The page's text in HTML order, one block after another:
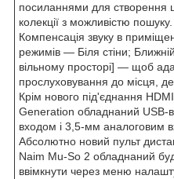
посиланнями для створення
колекції з можливістю пошуку.
Компенсація звуку в
режимів — Біля стіни;
вільному просторі] — щоб
прослуховування до місця,
Крім нового під'єднання
Generation обладнаний
входом і 3,5-мм аналоговим
Абсолютно новий пульт
Naim Mu-So 2 обладнаний
ввімкнути через меню